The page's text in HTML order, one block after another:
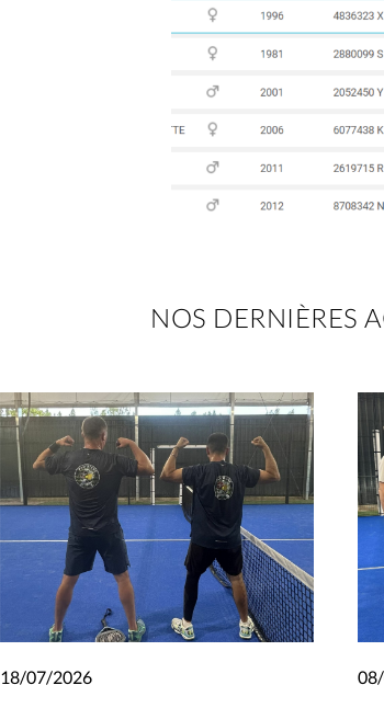
NOS DERNIÈRES
18/07/2026